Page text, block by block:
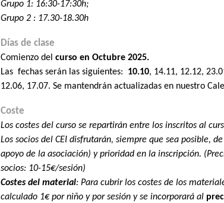
Grupo 1: 16:30-17:30h;
Grupo 2 : 17.30-18.30h
Días de clase
Comienzo del curso en Octubre 2025.
Las fechas serán las siguientes: 10.10, 14.11, 12.12,
12.06, 17.07. Se mantendrán actualizadas en nuestro
Coste
Los costes del curso se repartirán entre los inscritos al
Los socios del CEI disfrutarán, siempre que sea posible,
apoyo de la asociación) y prioridad en la inscripción.
socios: 10-15€/sesión)
Costes del material: Para cubrir los costes de los
calculado 1€ por niño y por sesión y se incorporará al